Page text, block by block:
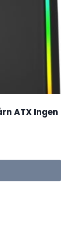
ATX Ingen